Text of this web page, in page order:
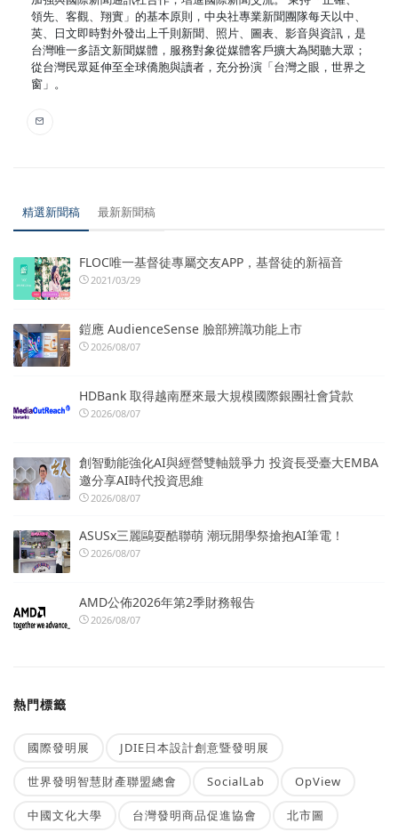
領先、客觀、翔實」的基本原則，中央社專業新聞團隊每天以中、
英、日文即時對外發出上千則新聞、照片、圖表、影音與資訊，是
台灣唯一多語文新聞媒體，服務對象從媒體客戶擴大為閱聽大眾；
從台灣民眾延伸至全球僑胞與讀者，充分扮演「台灣之眼，世界之
窗」。
精選新聞稿 最新新聞稿
FLOC唯一基督徒專屬交友APP，基督徒的新福音
2021/03/29
鎧應 AudienceSense 臉部辨識功能上市
2026/08/07
HDBank 取得越南歷來最大規模國際銀團社會貸款
2026/08/07
創智動能強化AI與經營雙軸競爭力 投資長受臺大EMBA
邀分享AI時代投資思維
2026/08/07
ASUSx三麗鷗耍酷聯萌 潮玩開學祭搶抱AI筆電！
2026/08/07
AMD公佈2026年第2季財務報告
2026/08/07
熱門標籤
國際發明展 JDIE日本設計創意暨發明展
世界發明智慧財產聯盟總會 SocialLab OpView
中國文化大學 台灣發明商品促進協會 北市圖